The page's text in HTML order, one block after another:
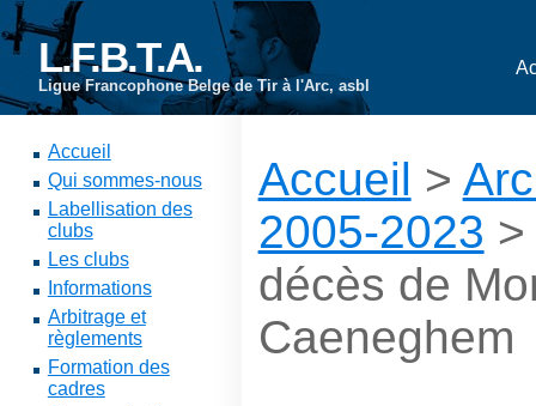
L.F.B.T.A.
Ligue Francophone Belge de Tir à l'Arc, asbl
Accueil
Qui sommes-nous
Labellisation des
clubs
Les clubs
Informations
Arbitrage et
règlements
Formation des
cadres
Accueil >
2005-2023
décès de
Caeneghem